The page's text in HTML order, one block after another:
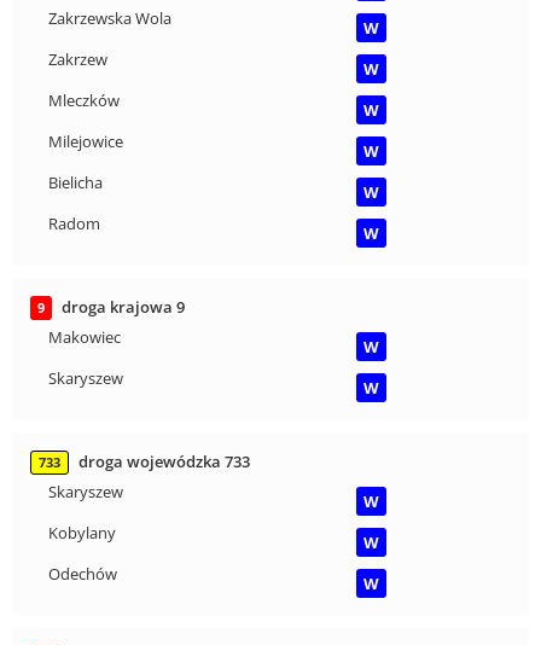
Zakrzewska Wola
W
Zakrzew
W
Mleczków
W
Milejowice
W
Bielicha
W
Radom
W
9
droga krajowa 9
Makowiec
W
Skaryszew
W
733
droga wojewódzka 733
Skaryszew
W
Kobylany
W
Odechów
W